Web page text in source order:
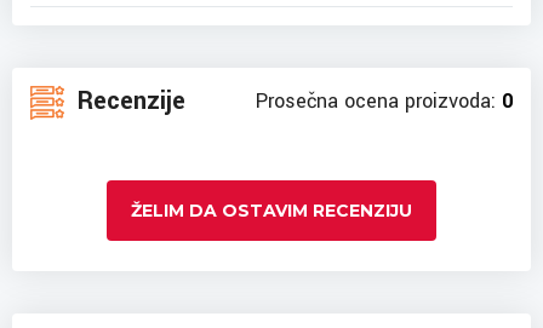
Recenzije Prosečna ocena proizvoda: 0
ŽELIM DA OSTAVIM RECENZIJU